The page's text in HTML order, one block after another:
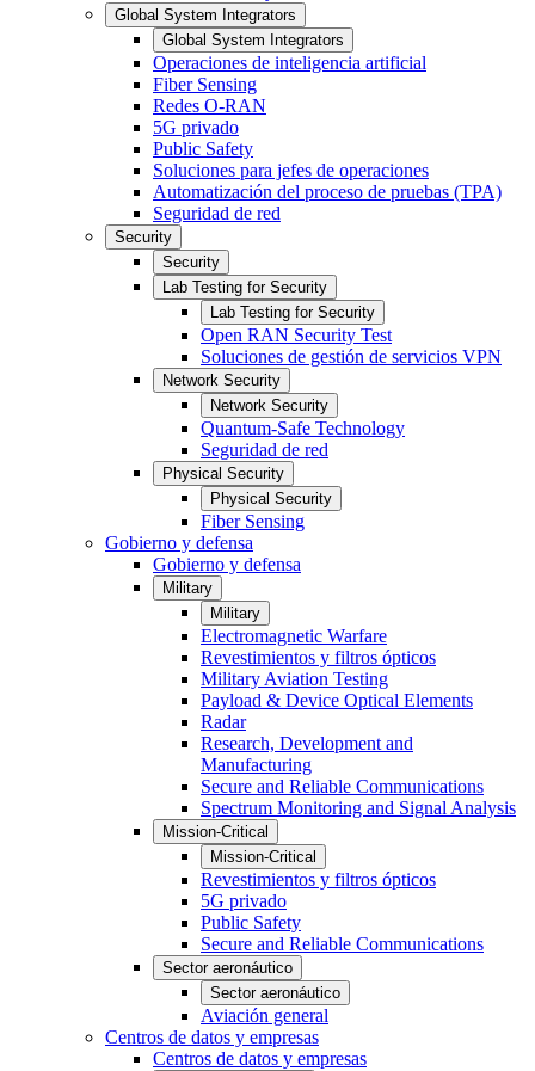
Global System Integrators
Global System Integrators
Operaciones de inteligencia artificial
Fiber Sensing
Redes O-RAN
5G privado
Public Safety
Soluciones para jefes de operaciones
Automatización del proceso de pruebas (TPA)
Seguridad de red
Security
Security
Lab Testing for Security
Lab Testing for Security
Open RAN Security Test
Soluciones de gestión de servicios VPN
Network Security
Network Security
Quantum-Safe Technology
Seguridad de red
Physical Security
Physical Security
Fiber Sensing
Gobierno y defensa
Gobierno y defensa
Military
Military
Electromagnetic Warfare
Revestimientos y filtros ópticos
Military Aviation Testing
Payload & Device Optical Elements
Radar
Research, Development and
Manufacturing
Secure and Reliable Communications
Spectrum Monitoring and Signal Analysis
Mission-Critical
Mission-Critical
Revestimientos y filtros ópticos
5G privado
Public Safety
Secure and Reliable Communications
Sector aeronáutico
Sector aeronáutico
Aviación general
Centros de datos y empresas
Centros de datos y empresas